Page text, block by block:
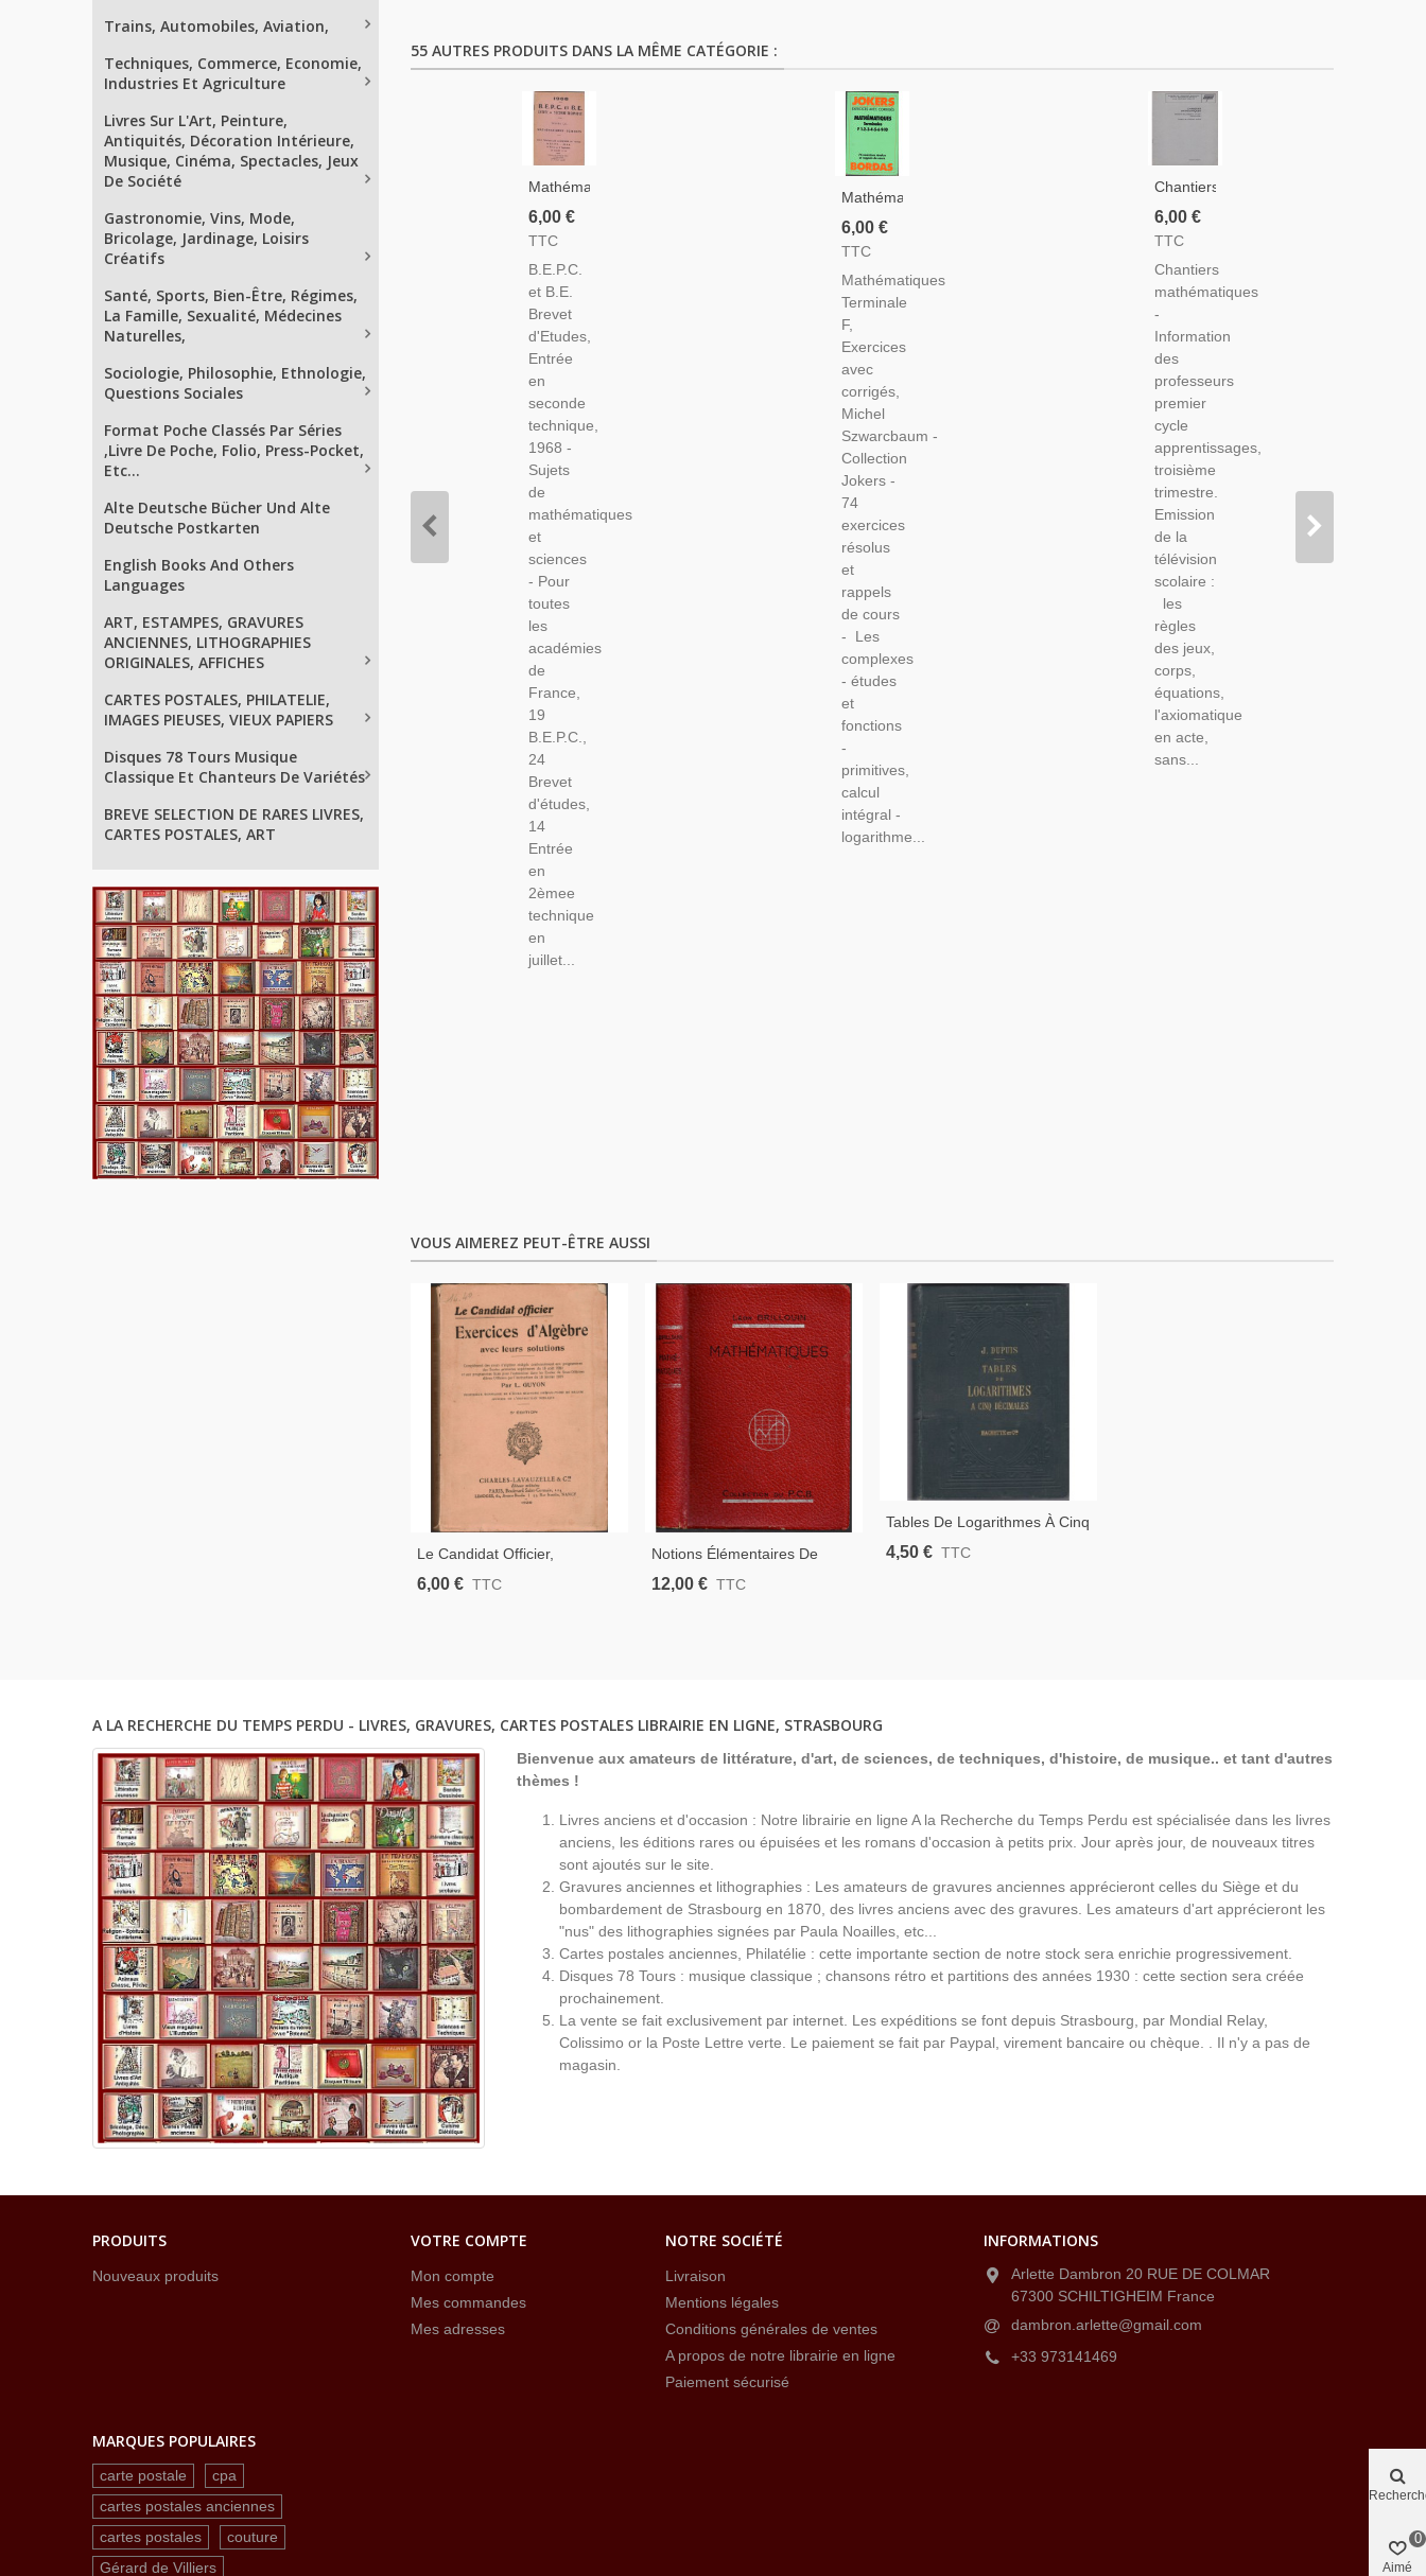
Trains, Automobiles, Aviation,
Techniques, Commerce, Economie,
Industries Et Agriculture
Livres Sur L'Art, Peinture,
Antiquités, Décoration Intérieure,
Musique, Cinéma, Spectacles, Jeux
De Société
Gastronomie, Vins, Mode,
Bricolage, Jardinage, Loisirs
Créatifs
Santé, Sports, Bien-Être, Régimes,
La Famille, Sexualité, Médecines
Naturelles,
Sociologie, Philosophie, Ethnologie,
Questions Sociales
Format Poche Classés Par Séries
,Livre De Poche, Folio, Press-Pocket,
Etc...
Alte Deutsche Bücher Und Alte
Deutsche Postkarten
English Books And Others
Languages
ART, ESTAMPES, GRAVURES
ANCIENNES, LITHOGRAPHIES
ORIGINALES, AFFICHES
CARTES POSTALES, PHILATELIE,
IMAGES PIEUSES, VIEUX PAPIERS
Disques 78 Tours Musique
Classique Et Chanteurs De Variétés
BREVE SELECTION DE RARES LIVRES,
CARTES POSTALES, ART
55 AUTRES PRODUITS DANS LA MÊME CATÉGORIE :
Mathématiques
Et
Sciences
Et Brevet
Classe
Troisième,
1968,
Mirande
-
Manuels
Mathématiques,
Manuels
Sciences,
Annales
6,00 €
TTC
B.E.P.C.
et B.E.
Brevet
d'Etudes,
Entrée
en
seconde
technique,
1968 -
Sujets
de
mathématiques
et
sciences
- Pour
toutes
les
académies
de
France,
19
B.E.P.C.,
24
Brevet
d'études,
14
Entrée
en
2èmee
technique
en
juillet...
Mathématiques
Terminale
F
Avec
Corrigés,
Schwarcbaum,
Jokers,
1986 -
Manuels
Mathématiques,
Annales
Bac
6,00 €
TTC
Mathématiques
Terminale
F,
Exercices
avec
corrigés,
Michel
Szwarcbaum -
Collection
Jokers -
74
exercices
résolus
et
rappels
de cours
- Les
complexes
- études
et
fonctions
-
primitives,
calcul
intégral -
logarithme...
Chantiers
Mathématiques
Information
Professeurs,
1966,
Émission
Télévision
Scolaire
6,00 €
TTC
Chantiers
mathématiques
-
Information
des
professeurs
premier
cycle
apprentissages,
troisième
trimestre.
Emission
de la
télévision
scolaire :
les
règles
des jeux,
corps,
équations,
l'axiomatique
en acte,
sans...
VOUS AIMEREZ PEUT-ÊTRE AUSSI
Le Candidat Officier,
Exercices D'algèbre Avec
Solutions, Guyon, 1936 -,
6,00 € TTC
Notions Élémentaires De
Mathématiques Pour Les
Sciences Expérimentales,
12,00 € TTC
Tables De Logarithmes À Cinq
Décimales 1904 Dupuis -
4,50 € TTC
A LA RECHERCHE DU TEMPS PERDU - LIVRES, GRAVURES, CARTES POSTALES LIBRAIRIE EN LIGNE, STRASBOURG
Bienvenue aux amateurs de littérature, d'art, de sciences, de techniques, d'histoire, de musique.. et tant d'autres
thèmes !
Livres anciens et d'occasion : Notre librairie en ligne A la Recherche du Temps Perdu est spécialisée dans les livres
anciens, les éditions rares ou épuisées et les romans d'occasion à petits prix. Jour après jour, de nouveaux titres
sont ajoutés sur le site.
Gravures anciennes et lithographies : Les amateurs de gravures anciennes apprécieront celles du Siège et du
bombardement de Strasbourg en 1870, des livres anciens avec des gravures. Les amateurs d'art apprécieront les
"nus" des lithographies signées par Paula Noailles, etc...
Cartes postales anciennes, Philatélie : cette importante section de notre stock sera enrichie progressivement.
Disques 78 Tours : musique classique ; chansons rétro et partitions des années 1930 : cette section sera créée
prochainement.
La vente se fait exclusivement par internet. Les expéditions se font depuis Strasbourg, par Mondial Relay,
Colissimo or la Poste Lettre verte. Le paiement se fait par Paypal, virement bancaire ou chèque. . Il n'y a pas de
magasin.
PRODUITS
Nouveaux produits
VOTRE COMPTE
Mon compte
Mes commandes
Mes adresses
NOTRE SOCIÉTÉ
Livraison
Mentions légales
Conditions générales de ventes
A propos de notre librairie en ligne
Paiement sécurisé
INFORMATIONS
Arlette Dambron 20 RUE DE COLMAR
67300 SCHILTIGHEIM France
dambron.arlette@gmail.com
+33 973141469
MARQUES POPULAIRES
carte postale
cpa
cartes postales anciennes
cartes postales
couture
Gérard de Villiers
Aimé
0